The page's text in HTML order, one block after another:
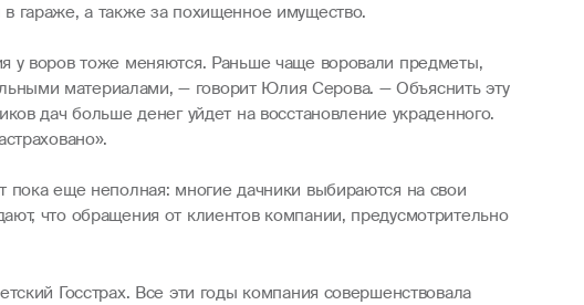
гараже, а также за похищенное имущество.
у воров тоже меняются. Раньше чаще воровали предметы,
материалами, — говорит Юлия Серова. — Объяснить эту
дач больше денег уйдет на восстановление украденного.
пока еще неполная: многие дачники выбираются на свои
что обращения от клиентов компании, предусмотрительно
Госстрах. Все эти годы компания совершенствовала